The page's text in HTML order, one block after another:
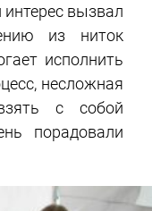
вызвал
из ниток
исполнить
несложная
с собой
порадовали